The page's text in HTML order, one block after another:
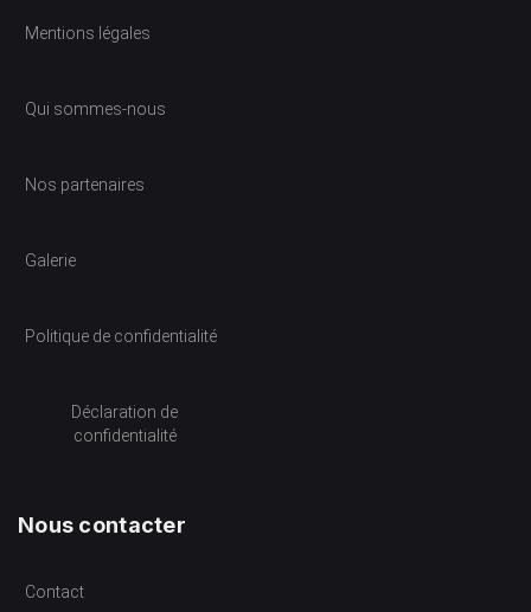
Mentions légales
Qui sommes-nous
Nos partenaires
Galerie
Politique de confidentialité
Déclaration de
confidentialité
Nous contacter
Contact